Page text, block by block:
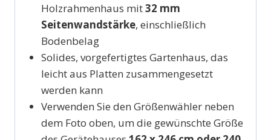
Holzrahmenhaus mit32 mm
Seitenwandstärke, einschließlich
Bodenbelag
Solides, vorgefertigtes Gartenhaus, das
leicht aus Platten zusammengesetzt
werden kann
Verwenden Sie den Größenwähler neben
dem Foto oben, um die gewünschte Größe